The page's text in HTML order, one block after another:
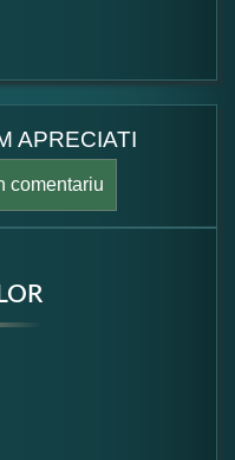
APRECIATI
comentariu